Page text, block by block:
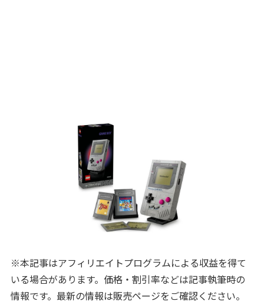
※本記事はアフィリエイトプログラムによる収益を得て
いる場合があります。価格・割引率などは記事執筆時の
情報です。最新の情報は販売ページをご確認ください。